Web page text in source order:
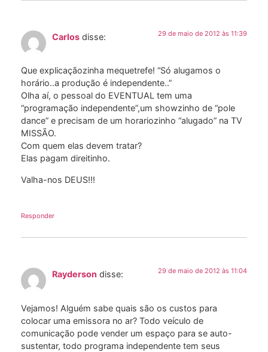
Carlos disse: 29 de maio de 2012 às 11:39
Que explicaçãozinha mequetrefe! “Só alugamos o
horário..a produção é independente..”
Olha aí, o pessoal do EVENTUAL tem uma
“programação independente”,um showzinho de “pole
dance” e precisam de um horariozinho “alugado” na TV
MISSÃO.
Com quem elas devem tratar?
Elas pagam direitinho.
Valha-nos DEUS!!!
Responder
Rayderson disse: 29 de maio de 2012 às 11:04
Vejamos! Alguém sabe quais são os custos para
colocar uma emissora no ar? Todo veículo de
comunicação pode vender um espaço para se auto-
sustentar, todo programa independente tem seus